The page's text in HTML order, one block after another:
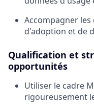
Accompagner
d'adoption et de
Qualification et
opportunités
Utiliser le cadre
rigoureusement